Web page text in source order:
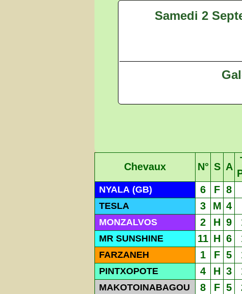
Samedi 2
Chevaux N° S A
NYALA (GB) 6 F 8
TESLA 3 M 4
MONZALVOS 2 H 9
MR SUNSHINE 11 H 6
FARZANEH 1 F 5
PINTXOPOTE 4 H 3
MAKOTOINABAGOU 8 F 5